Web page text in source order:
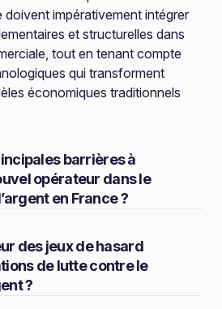
doivent impérativement intégrer
et structurelles dans
tout en tenant compte
qui transforment
économiques traditionnels
barrières à
opérateur dans le
en France ?
des jeux de hasard
de lutte contre le
?